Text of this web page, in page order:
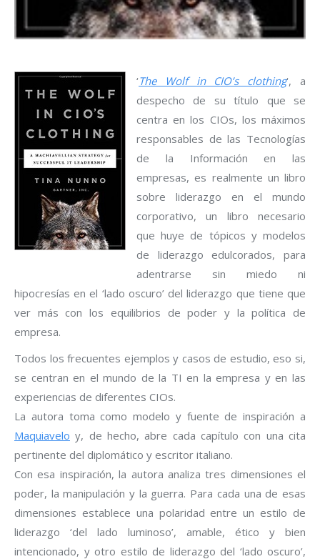
‘The Wolf in CIO’s clothing‘, a
despecho de su título que se
centra en los CIOs, los máximos
responsables de las Tecnologías
de la Información en las
empresas, es realmente un libro
sobre liderazgo en el mundo
corporativo, un libro necesario
que huye de tópicos y modelos
de liderazgo edulcorados, para
adentrarse sin miedo ni
hipocresías en el ‘lado oscuro’ del liderazgo que tiene que
ver más con los equilibrios de poder y la política de
empresa.
Todos los frecuentes ejemplos y casos de estudio, eso si,
se centran en el mundo de la TI en la empresa y en las
experiencias de diferentes CIOs.
La autora toma como modelo y fuente de inspiración a
Maquiavelo y, de hecho, abre cada capítulo con una cita
pertinente del diplomático y escritor italiano.
Con esa inspiración, la autora analiza tres dimensiones el
poder, la manipulación y la guerra. Para cada una de esas
dimensiones establece una polaridad entre un estilo de
liderazgo ‘del lado luminoso’, amable, ético y bien
intencionado, y otro estilo de liderazgo del ‘lado oscuro’,